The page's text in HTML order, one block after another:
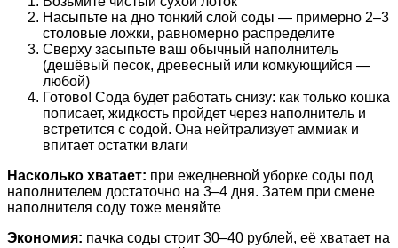
Насыпьте на дно тонкий слой соды — примерно 2–3
столовые ложки, равномерно распределите
Сверху засыпьте ваш обычный наполнитель
(дешёвый песок, древесный или комкующийся —
любой)
Готово! Сода будет работать снизу: как только кошка
пописает, жидкость пройдет через наполнитель и
встретится с содой. Она нейтрализует аммиак и
впитает остатки влаги
Насколько хватает: при ежедневной уборке соды под
наполнителем достаточно на 3–4 дня. Затем при смене
наполнителя соду тоже меняйте
Экономия: пачка соды стоит 30–40 рублей, её хватает на